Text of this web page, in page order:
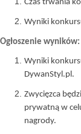
Czas trwania
Wyniki
Ogłoszenie wyników:
Wyniki
DywanStyl.pl.
Zwycięzca
prywatną w
nagrody.